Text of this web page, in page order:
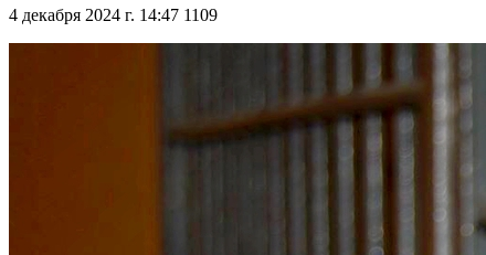
4 декабря 2024 г. 14:47 1109